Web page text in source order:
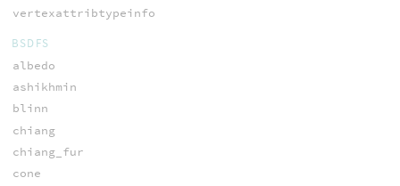
vertexattribtypeinfo
BSDFS
albedo
ashikhmin
blinn
chiang
chiang_fur
cone